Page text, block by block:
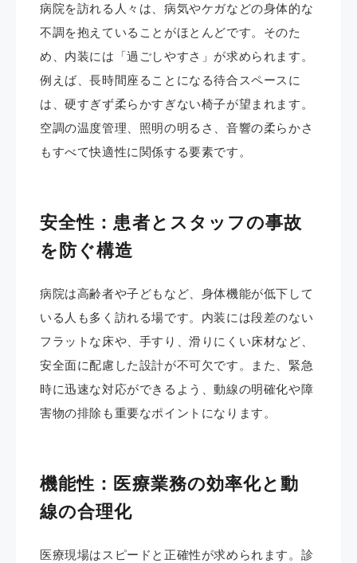
病院を訪れる人々は、病気やケガなどの身体的な
不調を抱えていることがほとんどです。そのた
め、内装には「過ごしやすさ」が求められます。
例えば、長時間座ることになる待合スペースに
は、硬すぎず柔らかすぎない椅子が望まれます。
空調の温度管理、照明の明るさ、音響の柔らかさ
もすべて快適性に関係する要素です。
安全性：患者とスタッフの事故
を防ぐ構造
病院は高齢者や子どもなど、身体機能が低下して
いる人も多く訪れる場です。内装には段差のない
フラットな床や、手すり、滑りにくい床材など、
安全面に配慮した設計が不可欠です。また、緊急
時に迅速な対応ができるよう、動線の明確化や障
害物の排除も重要なポイントになります。
機能性：医療業務の効率化と動
線の合理化
医療現場はスピードと正確性が求められます。診